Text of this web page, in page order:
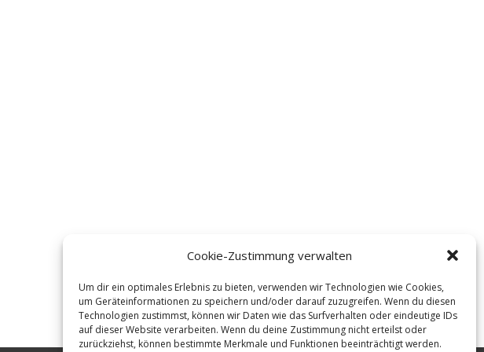
Cookie-Zustimmung verwalten
Um dir ein optimales Erlebnis zu bieten, verwenden wir Technologien wie Cookies,
um Geräteinformationen zu speichern und/oder darauf zuzugreifen. Wenn du diesen
Technologien zustimmst, können wir Daten wie das Surfverhalten oder eindeutige IDs
auf dieser Website verarbeiten. Wenn du deine Zustimmung nicht erteilst oder
zurückziehst, können bestimmte Merkmale und Funktionen beeinträchtigt werden.